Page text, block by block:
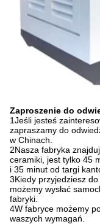
Zaproszenie do
1Jeśli jesteś
zapraszamy do
w Chinach.
2Nasza fabryka
ceramiki, jest tylko 45
i 35 minut od targi
3Kiedy przyjedziesz
możemy wysłać
fabryki.
4W fabryce możemy
waszych wymagań.